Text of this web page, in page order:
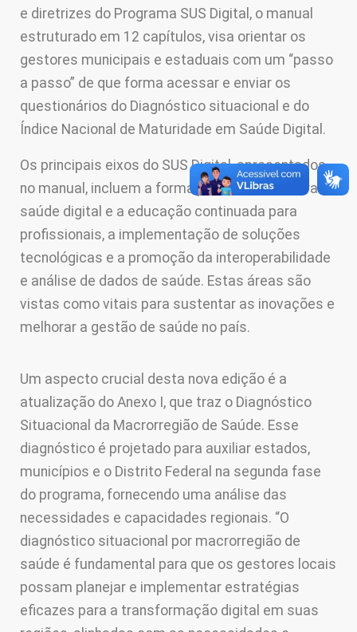
e diretrizes do Programa SUS Digital, o manual
estruturado em 12 capítulos, visa orientar os
gestores municipais e estaduais com um “passo
a passo” de que forma acessar e enviar os
questionários do Diagnóstico situacional e do
Índice Nacional de Maturidade em Saúde Digital.
Os principais eixos do SUS Digital, apresentados
no manual, incluem a formação de uma cultura de
saúde digital e a educação continuada para
profissionais, a implementação de soluções
tecnológicas e a promoção da interoperabilidade
e análise de dados de saúde. Estas áreas são
vistas como vitais para sustentar as inovações e
melhorar a gestão de saúde no país.
Um aspecto crucial desta nova edição é a
atualização do Anexo I, que traz o Diagnóstico
Situacional da Macrorregião de Saúde. Esse
diagnóstico é projetado para auxiliar estados,
municípios e o Distrito Federal na segunda fase
do programa, fornecendo uma análise das
necessidades e capacidades regionais. “O
diagnóstico situacional por macrorregião de
saúde é fundamental para que os gestores locais
possam planejar e implementar estratégias
eficazes para a transformação digital em suas